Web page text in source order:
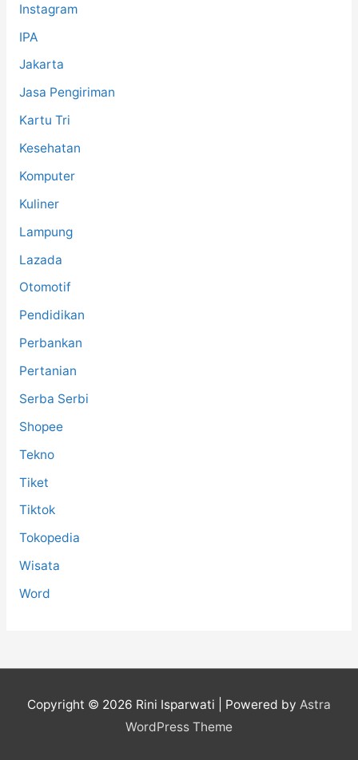
Instagram
IPA
Jakarta
Jasa Pengiriman
Kartu Tri
Kesehatan
Komputer
Kuliner
Lampung
Lazada
Otomotif
Pendidikan
Perbankan
Pertanian
Serba Serbi
Shopee
Tekno
Tiket
Tiktok
Tokopedia
Wisata
Word
Copyright © 2026 Rini Isparwati | Powered by Astra
WordPress Theme